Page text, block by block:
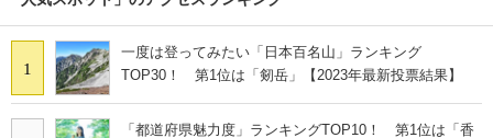
1
一度は登ってみたい「日本百名山」ランキング
TOP30！ 第1位は「剱岳」【2023年最新投票結果】
「都道府県魅力度」ランキングTOP10！ 第1位は「香